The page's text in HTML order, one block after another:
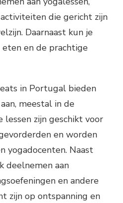
die gericht zijn
Daarnaast kun je
en de prachtige
in Portugal bieden
meestal in de
lessen zijn geschikt voor
en worden
yogadocenten. Naast
deelnemen aan
en andere
zijn op ontspanning en